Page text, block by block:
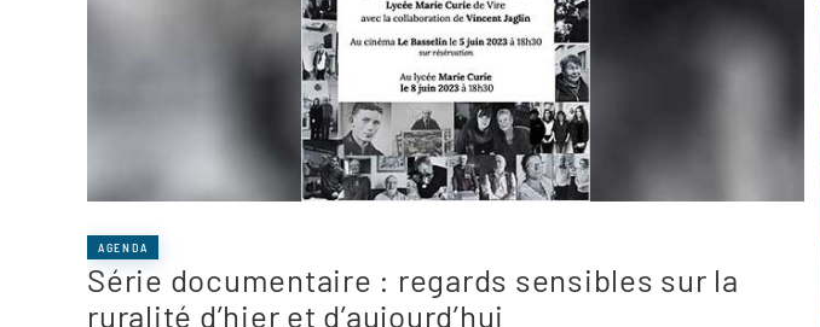
AGENDA
Série documentaire : regards sensibles sur la
ruralité d’hier et d’aujourd’hui